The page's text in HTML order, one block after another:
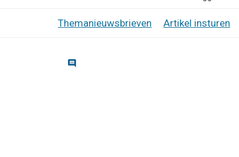
Themanieuwsbrieven Artikel insturen